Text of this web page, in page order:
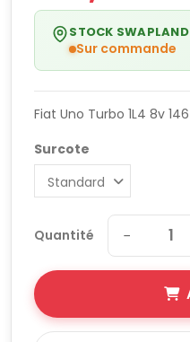
STOCK
Sur commande
Fiat Uno Turbo 1L4 8v
Surcote
Quantité −